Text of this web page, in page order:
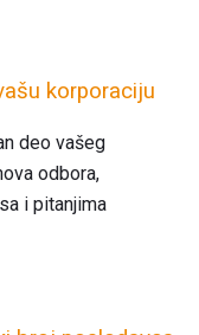
korporaciju
deo vašeg
odbora,
i pitanjima